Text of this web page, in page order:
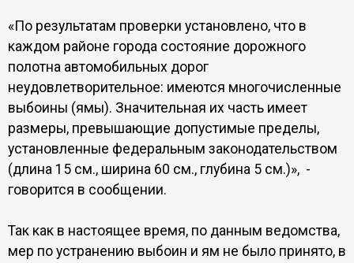
«По результатам проверки установлено, что в
каждом районе города состояние дорожного
полотна автомобильных дорог
неудовлетворительное: имеются многочисленные
выбоины (ямы). Значительная их часть имеет
размеры, превышающие допустимые пределы,
установленные федеральным законодательством
(длина 15 см., ширина 60 см., глубина 5 см.)», -
говорится в сообщении.
Так как в настоящее время, по данным ведомства,
мер по устранению выбоин и ям не было принято, в